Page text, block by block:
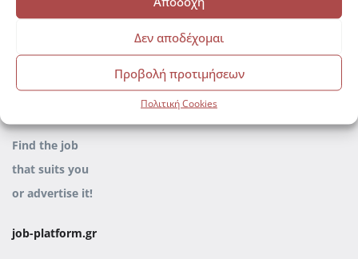
Δεν αποδέχομαι
Προβολή προτιμήσεων
Πολιτική Cookies
Find the job
that suits you
or advertise it!
job-platform.gr